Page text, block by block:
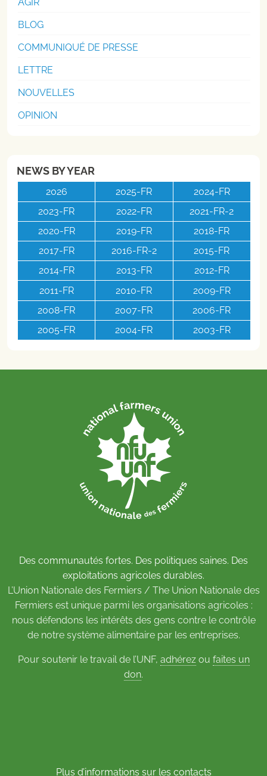
BLOG
COMMUNIQUÉ DE PRESSE
LETTRE
NOUVELLES
OPINION
NEWS BY YEAR
2026 2025-FR
2024-FR
2023-FR
2022-FR
2021-FR-2
2020-FR
2019-FR
2018-FR
2017-FR
2016-FR-2
2015-FR
2014-FR
2013-FR
2012-FR
2011-FR
2010-FR
2009-FR
2008-FR
2007-FR
2006-FR
2005-FR
2004-FR 2003-FR
Des communautés fortes. Des politiques saines. Des
exploitations agricoles durables.
L’Union Nationale des Fermiers / The Union Nationale des
Fermiers est unique parmi les organisations agricoles :
nous défendons les intérêts des gens contre le contrôle
de notre système alimentaire par les entreprises.
Pour soutenir le travail de l’UNF, adhérezou faites un
don.
Plus d’informations sur les contacts